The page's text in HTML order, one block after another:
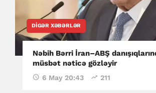
DIGƏR XƏBƏRLƏR
Nəbih Bərri İran–ABŞ
müsbət nəticə gözləyir
6 May 20:43 211